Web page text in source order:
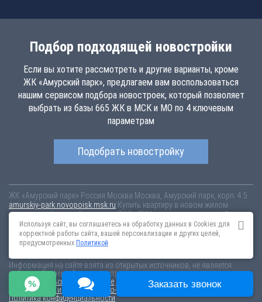
Подбор подходящей новостройки
Если вы хотите рассмотреть и другие варианты, кроме
ЖК «Амурский парк», предлагаем вам воспользоваться
нашим сервисом подбора новостроек, который позволяет
выбрать из базы 665 ЖК в МСК и МО по 4 ключевым
параметрам
Подобрать новостройку
ЖК «Амурский парк» Россия Москва Москва, Амурский парк, корп. 4.5
amurskiy-park.novopoisk.msk.ru Купить квартиру в новом жилом
комплексе «Амурский парк» от «ПАО «ПИК-специализированный
застройщик»» в районе Гольяново. Квартиры различных планировок
от 11.88 млн рублей!
Информация на сайте взята из открытых источников, не является
публичной офертой и распространяется для ознакомления.
Пользовательское соглашение
Соглашение о размещении
Пояснение об информационно-рекламном характере сведений
Политика конфиденциальности
Используя сайт, вы соглашаетесь на обработку данных в Cookies для
корректной работы сайта, вашей персонализации и других целей,
предусмотренных Политикой
Заказать звонок